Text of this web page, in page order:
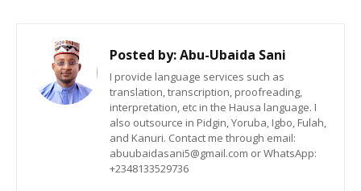
Posted by:Abu-Ubaida Sani
I provide language services such as
translation, transcription, proofreading,
interpretation, etc in the Hausa language. I
also outsource in Pidgin, Yoruba, Igbo, Fulah,
and Kanuri. Contact me through email:
abuubaidasani5@gmail.com or WhatsApp:
+2348133529736